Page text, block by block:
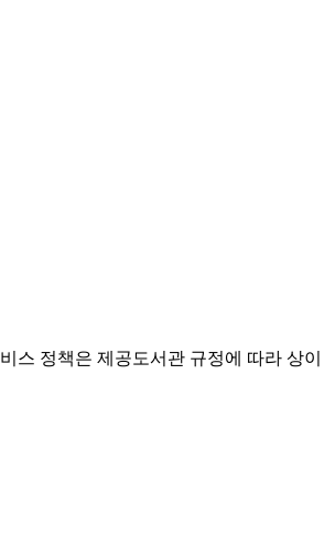
스 정책은 제공도서관 규정에 따라 상이